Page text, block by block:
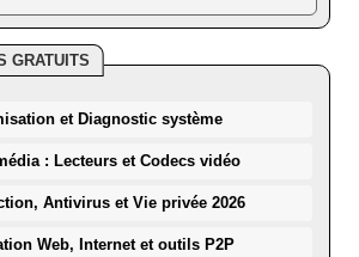
GRATUITS
et Diagnostic système
: Lecteurs et Codecs vidéo
Antivirus et Vie privée 2026
Web, Internet et outils P2P